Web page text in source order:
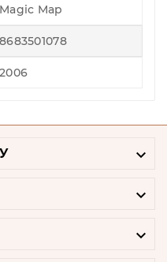
Magic Map
8683501078
2006


